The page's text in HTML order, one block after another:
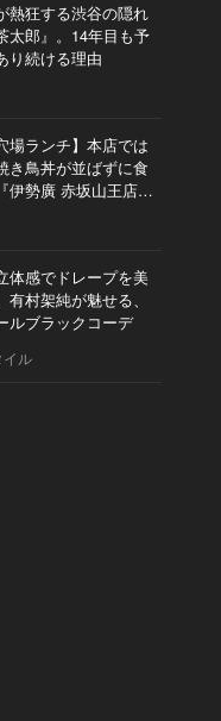
熱狂する渋谷の隠れ
太郎』。14年目も予
り続ける理由
場ランチ】本店では
き鳥丼が並ばずに食
伊勢廣 赤坂山王店』
体感でドレープを美
有村架純が魅せる、
ルブラックコーデ
イル